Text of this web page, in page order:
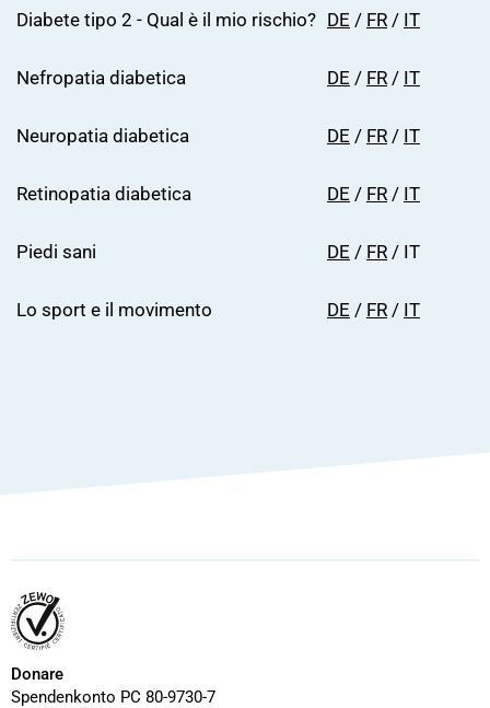
Diabete tipo 2 - Qual è il mio rischio? DE / FR / IT
Nefropatia diabetica DE / FR / IT
Neuropatia diabetica DE / FR / IT
Retinopatia diabetica DE / FR / IT
Piedi sani DE / FR / IT
Lo sport e il movimento DE / FR / IT
Donare
Spendenkonto PC 80-9730-7